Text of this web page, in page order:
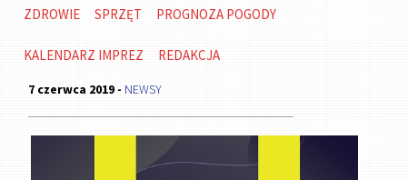
ZDROWIE SPRZĘT PROGNOZA POGODY
KALENDARZ IMPREZ REDAKCJA
7 czerwca 2019 - NEWSY